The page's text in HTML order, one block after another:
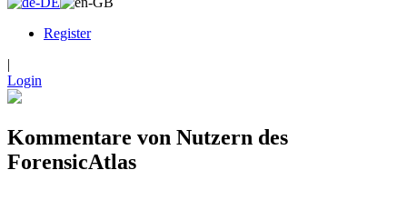
Register
|
Login
Kommentare von Nutzern des
ForensicAtlas